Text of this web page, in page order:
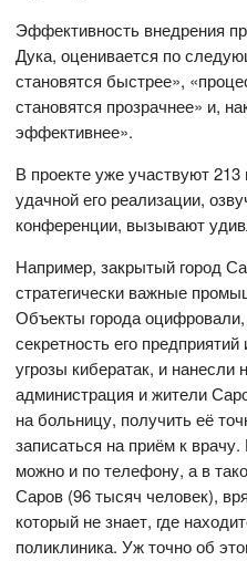
Эффективность внедрения
Дука, оценивается по
становятся быстрее»,
становятся прозрачнее» и,
эффективнее».
В проекте уже участвуют
удачной его реализации,
конференции, вызывают
Например, закрытый город
стратегически важные
Объекты города
секретность его
угрозы кибератак, и нанесли
администрация и жители
на больницу, получить её
записаться на приём к
можно и по телефону, а в
Саров (96 тысяч человек),
который не знает, где
поликлиника. Уж точно об